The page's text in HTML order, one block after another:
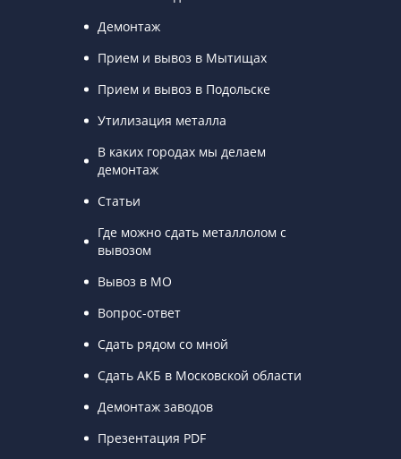
Демонтаж
Прием и вывоз в Мытищах
Прием и вывоз в Подольске
Утилизация металла
В каких городах мы делаем
демонтаж
Статьи
Где можно сдать металлолом с
вывозом
Вывоз в МО
Вопрос-ответ
Сдать рядом со мной
Сдать АКБ в Московской области
Демонтаж заводов
Презентация PDF